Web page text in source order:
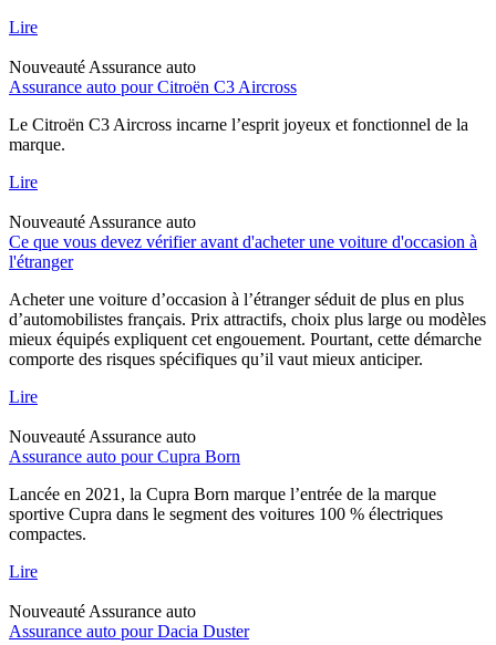
Lire
Nouveauté Assurance auto
Assurance auto pour Citroën C3 Aircross
Le Citroën C3 Aircross incarne l’esprit joyeux et fonctionnel de la
marque.
Lire
Nouveauté Assurance auto
Ce que vous devez vérifier avant d'acheter une voiture d'occasion à
l'étranger
Acheter une voiture d’occasion à l’étranger séduit de plus en plus
d’automobilistes français. Prix attractifs, choix plus large ou modèles
mieux équipés expliquent cet engouement. Pourtant, cette démarche
comporte des risques spécifiques qu’il vaut mieux anticiper.
Lire
Nouveauté Assurance auto
Assurance auto pour Cupra Born
Lancée en 2021, la Cupra Born marque l’entrée de la marque
sportive Cupra dans le segment des voitures 100 % électriques
compactes.
Lire
Nouveauté Assurance auto
Assurance auto pour Dacia Duster